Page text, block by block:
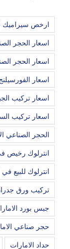
ارخص سيراميك
اسعار الحجر
اسعار الحجر
اسعار
اسعار تركيب
اسعار تركيب
الحجر الصناعي
انترلوك رخيص
انترلوك للبيع في
تركيب ورق
جبس بورد
حجر صناعي
حداد الامارات